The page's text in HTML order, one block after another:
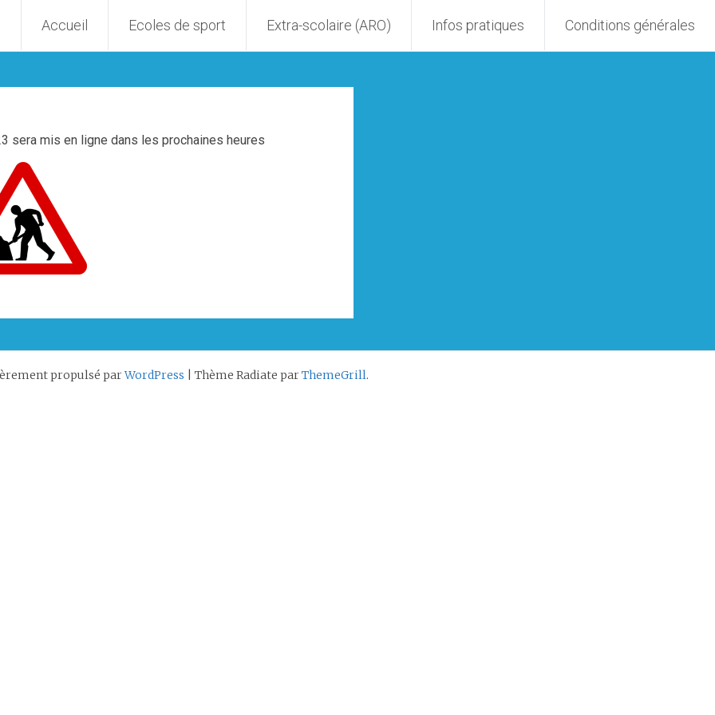
Accueil Ecoles de sport Extra-scolaire (ARO) Infos pratiques Conditions générales
sera mis en ligne dans les prochaines heures
propulsé parWordPress Thème Radiate parThemeGrill.